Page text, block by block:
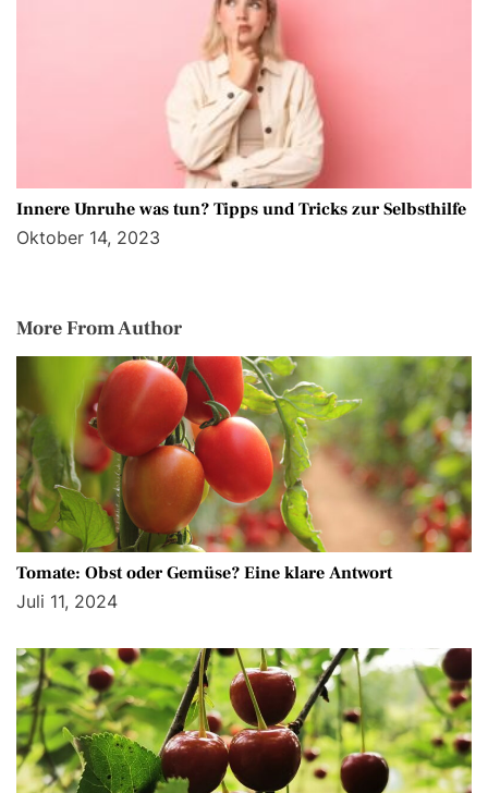
Innere Unruhe was tun? Tipps und Tricks zur Selbsthilfe
Oktober 14, 2023
More From Author
Tomate: Obst oder Gemüse? Eine klare Antwort
Juli 11, 2024